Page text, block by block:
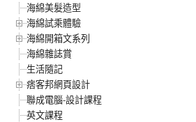
海綿美髮造型
海綿試乘體驗
海綿開箱文系列
海綿雜誌賞
生活隨記
痞客邦網頁設計
聯成電腦-設計課程
英文課程